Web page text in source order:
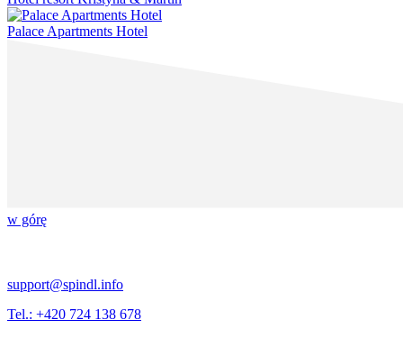
Palace Apartments Hotel
w górę
support@spindl.info
Tel.: +420 724 138 678